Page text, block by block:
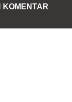
KOMENTAR